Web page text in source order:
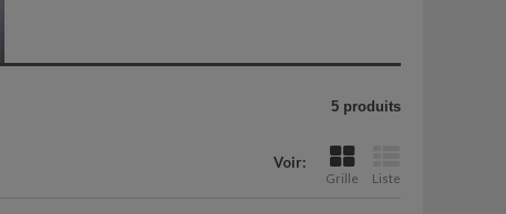
5 produits
Voir:
Grille Liste